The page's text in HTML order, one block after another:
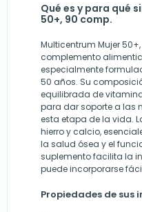
Qué es y para qué
50+, 90 comp.
Multicentrum Mujer
complemento
especialmente
50 años. Su
equilibrada de
para dar soporte a las
esta etapa de la vida.
hierro y calcio,
la salud ósea y el
suplemento facilita la
puede incorporarse
Propiedades de sus